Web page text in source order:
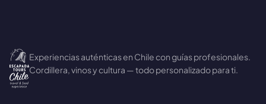
Experiencias auténticas en Chile con guías profesionales.
Cordillera, vinos y cultura — todo personalizado para ti.